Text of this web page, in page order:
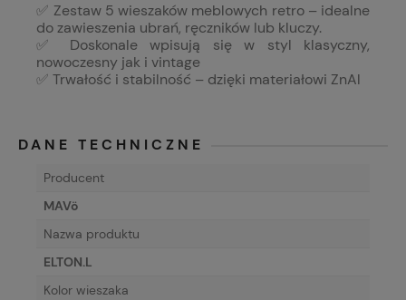
✅ Zestaw 5 wieszaków meblowych retro – idealne
do zawieszenia ubrań, ręczników lub kluczy.
✅ Doskonale wpisują się w styl klasyczny,
nowoczesny jak i vintage
✅ Trwałość i stabilność – dzięki materiałowi ZnAl
DANE TECHNICZNE
Producent
MAVö
Nazwa produktu
ELTON.L
Kolor wieszaka